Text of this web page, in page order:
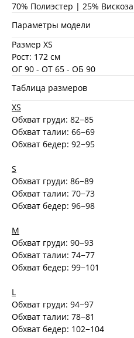
70% Полиэстер | 25%
Параметры модели
Размер XS
Рост: 172 см
ОГ 90 - ОТ 65 - ОБ 90
Таблица размеров
XS
Обхват груди: 82−85
Обхват талии: 66−69
Обхват бедер: 92−95
S
Обхват груди: 86−89
Обхват талии: 70−73
Обхват бедер: 96−98
M
Обхват груди: 90−93
Обхват талии: 74−77
Обхват бедер: 99−101
L
Обхват груди: 94−97
Обхват талии: 78−81
Обхват бедер: 102−104